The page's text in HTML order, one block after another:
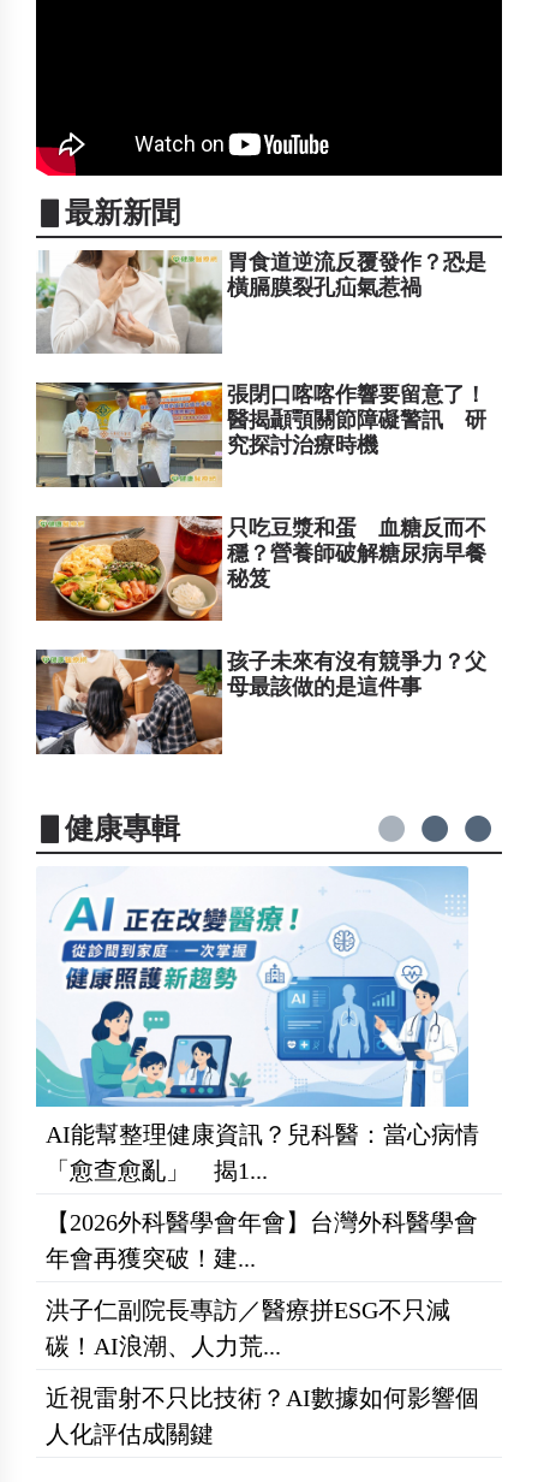
▋最新新聞
胃食道逆流反覆發作？恐是
橫膈膜裂孔疝氣惹禍
張閉口喀喀作響要留意了！
醫揭顳顎關節障礙警訊 研
究探討治療時機
只吃豆漿和蛋 血糖反而不
穩？營養師破解糖尿病早餐
秘笈
孩子未來有沒有競爭力？父
母最該做的是這件事
▋健康專輯
AI能幫整理健康資訊？兒科醫：當心病情
「愈查愈亂」 揭1...
【2026外科醫學會年會】台灣外科醫學會
年會再獲突破！建...
洪子仁副院長專訪／醫療拼ESG不只減
碳！AI浪潮、人力荒...
近視雷射不只比技術？AI數據如何影響個
人化評估成關鍵